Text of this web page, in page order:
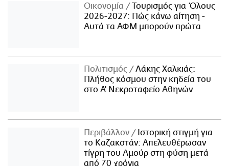
Οικονομία
Τουρισμός για Όλους
2026-2027: Πώς κάνω αίτηση -
Αυτά τα ΑΦΜ μπορούν πρώτα
Πολιτισμός
Λάκης Χαλκιάς:
Πλήθος κόσμου στην κηδεία του
στο Α' Νεκροταφείο Αθηνών
Περιβάλλον
Ιστορική στιγμή για
το Καζακστάν: Απελευθέρωσαν
τίγρη του Αμούρ στη φύση μετά
από 70 χρόνια